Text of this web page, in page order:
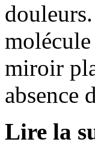
molécule
miroir
absence
Lire la